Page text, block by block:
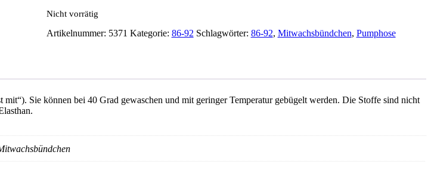
Nicht vorrätig
Artikelnummer: 5371 Kategorie: 86-92 Schlagwörter: 86-92, Mitwachsbündchen, Pumphose
Sie können bei 40 Grad gewaschen und mit geringer Temperatur gebügelt werden. Die Stoffe sind nicht